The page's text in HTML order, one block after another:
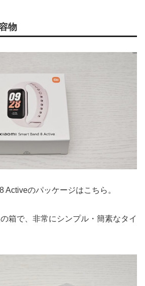
物
Activeのパッケージはこちら。
箱で、非常にシンプル・簡素なタイ